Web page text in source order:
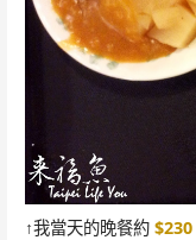
↑我當天的晚餐約$230